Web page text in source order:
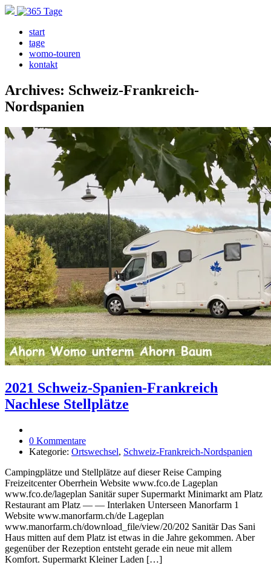
start
tage
womo-touren
kontakt
Archives: Schweiz-Frankreich-
Nordspanien
2021 Schweiz-Spanien-Frankreich
Nachlese Stellplätze
0 Kommentare
Kategorie: Ortswechsel, Schweiz-Frankreich-Nordspanien
Campingplätze und Stellplätze auf dieser Reise Camping
Freizeitcenter Oberrhein Website www.fco.de Lageplan
www.fco.de/lageplan Sanitär super Supermarkt Minimarkt am Platz
Restaurant am Platz — — Interlaken Unterseen Manorfarm 1
Website www.manorfarm.ch/de Lageplan
www.manorfarm.ch/download_file/view/20/202 Sanitär Das Sani
Haus mitten auf dem Platz ist etwas in die Jahre gekommen. Aber
gegenüber der Rezeption entsteht gerade ein neue mit allem
Komfort. Supermarkt Kleiner Laden […]